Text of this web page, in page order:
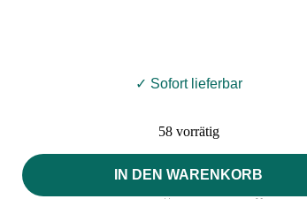
✓ Sofort lieferbar
58 vorrätig
Project
IN DEN WARENKORB